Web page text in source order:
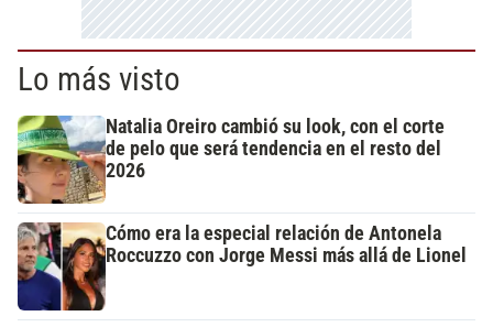
Lo más visto
Natalia Oreiro cambió su look, con el corte
de pelo que será tendencia en el resto del
2026
Cómo era la especial relación de Antonela
Roccuzzo con Jorge Messi más allá de Lionel